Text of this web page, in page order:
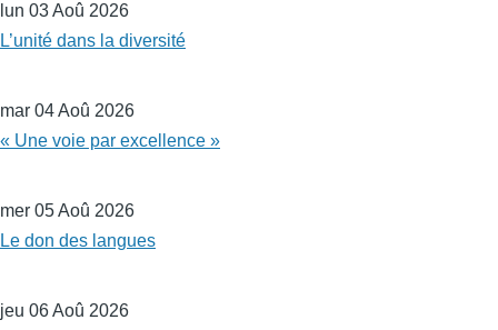
lun 03 Aoû 2026
L’unité dans la diversité
mar 04 Aoû 2026
« Une voie par excellence »
mer 05 Aoû 2026
Le don des langues
jeu 06 Aoû 2026